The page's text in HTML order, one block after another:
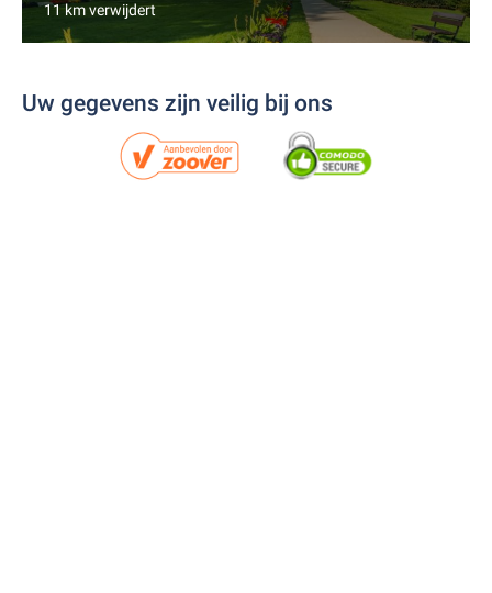
11 km verwijdert
Uw gegevens zijn veilig bij ons